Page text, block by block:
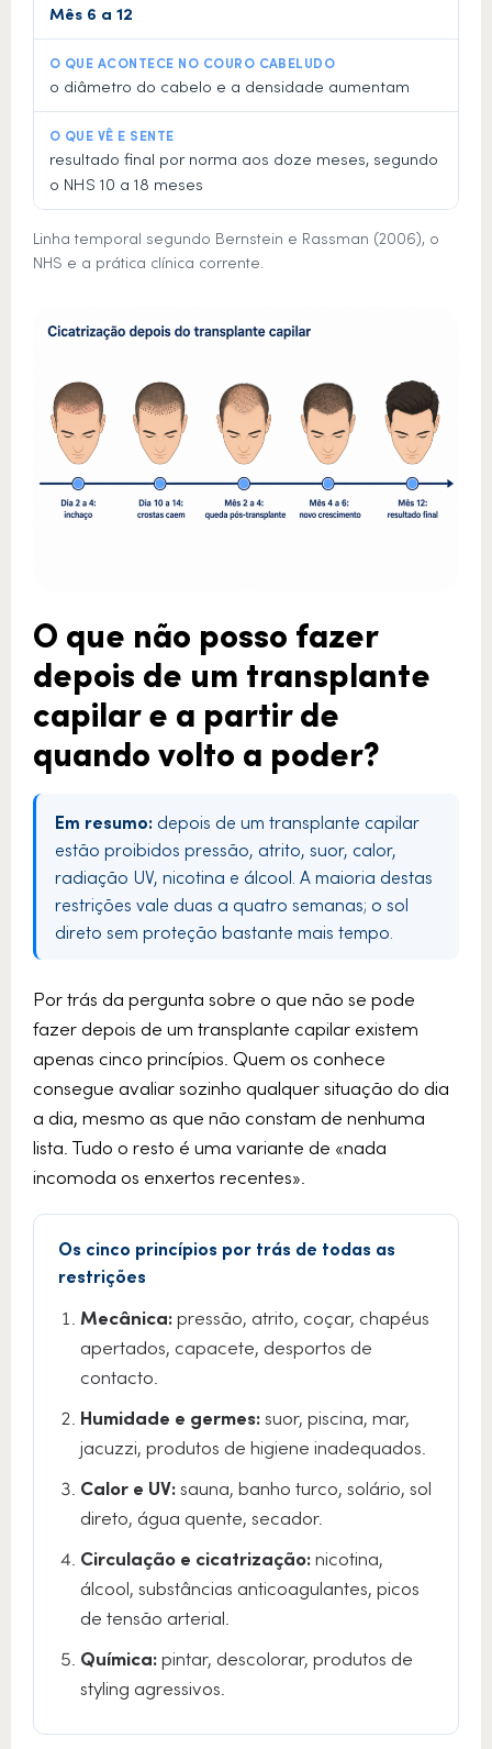
Mês 6 a 12
o diâmetro do cabelo e a densidade aumentam
resultado final por norma aos doze meses, segundo
o NHS 10 a 18 meses
Linha temporal segundo Bernstein e Rassman (2006), o
NHS e a prática clínica corrente.
O que não posso fazer
depois de um transplante
capilar e a partir de
quando volto a poder?
Em resumo: depois de um transplante capilar
estão proibidos pressão, atrito, suor, calor,
radiação UV, nicotina e álcool. A maioria destas
restrições vale duas a quatro semanas; o sol
direto sem proteção bastante mais tempo.
Por trás da pergunta sobre o que não se pode
fazer depois de um transplante capilar existem
apenas cinco princípios. Quem os conhece
consegue avaliar sozinho qualquer situação do dia
a dia, mesmo as que não constam de nenhuma
lista. Tudo o resto é uma variante de «nada
incomoda os enxertos recentes».
Os cinco princípios por trás de todas as
restrições
Mecânica:pressão, atrito, coçar, chapéus
apertados, capacete, desportos de
contacto.
Humidade e germes:suor, piscina, mar,
jacuzzi, produtos de higiene inadequados.
Calor e UV:sauna, banho turco, solário, sol
direto, água quente, secador.
Circulação e cicatrização:nicotina,
álcool, substâncias anticoagulantes, picos
de tensão arterial.
Química:pintar, descolorar, produtos de
styling agressivos.